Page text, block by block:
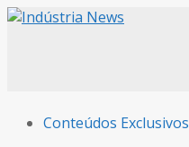
Conteúdos Exclusivos